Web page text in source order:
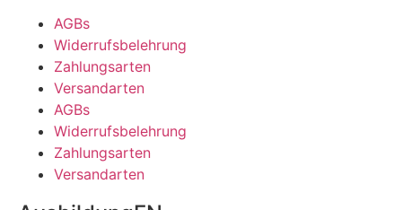
AGBs
Widerrufsbelehrung
Zahlungsarten
Versandarten
AGBs
Widerrufsbelehrung
Zahlungsarten
Versandarten